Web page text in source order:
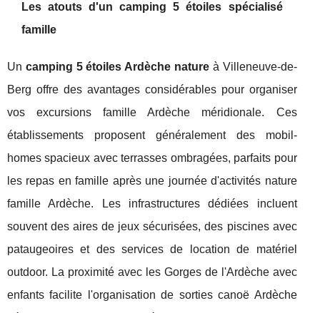
Les atouts d'un camping 5 étoiles spécialisé
famille
Un camping 5 étoiles Ardèche nature à Villeneuve-de-
Berg offre des avantages considérables pour organiser
vos excursions famille Ardèche méridionale. Ces
établissements proposent généralement des mobil-
homes spacieux avec terrasses ombragées, parfaits pour
les repas en famille après une journée d'activités nature
famille Ardèche. Les infrastructures dédiées incluent
souvent des aires de jeux sécurisées, des piscines avec
pataugeoires et des services de location de matériel
outdoor. La proximité avec les Gorges de l'Ardèche avec
enfants facilite l'organisation de sorties canoë Ardèche